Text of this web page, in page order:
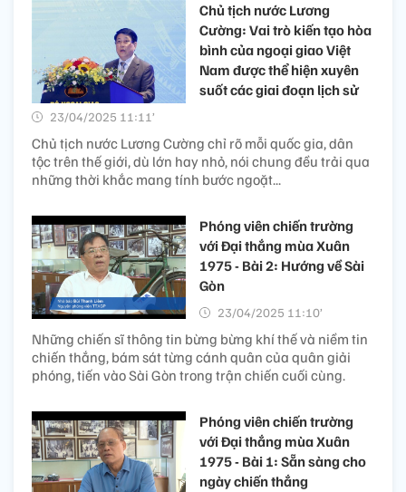
Chủ tịch nước Lương
Cường: Vai trò kiến tạo hòa
bình của ngoại giao Việt
Nam được thể hiện xuyên
suốt các giai đoạn lịch sử
23/04/2025 11:11’
Chủ tịch nước Lương Cường chỉ rõ mỗi quốc gia, dân
tộc trên thế giới, dù lớn hay nhỏ, nói chung đều trải qua
những thời khắc mang tính bước ngoặt...
Phóng viên chiến trường
với Đại thắng mùa Xuân
1975 - Bài 2: Hướng về Sài
Gòn
23/04/2025 11:10’
Những chiến sĩ thông tin bừng bừng khí thế và niềm tin
chiến thắng, bám sát từng cánh quân của quân giải
phóng, tiến vào Sài Gòn trong trận chiến cuối cùng.
Phóng viên chiến trường
với Đại thắng mùa Xuân
1975 - Bài 1: Sẵn sàng cho
ngày chiến thắng